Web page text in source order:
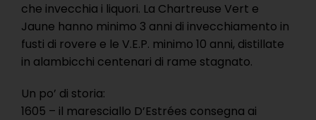
che invecchia i liquori. La Chartreuse Vert e
Jaune hanno minimo 3 anni di invecchiamento in
fusti di rovere e le V.E.P. minimo 10 anni, distillate
in alambicchi centenari di rame stagnato.
Un po’ di storia:
1605 – il maresciallo D’Estrées consegna ai